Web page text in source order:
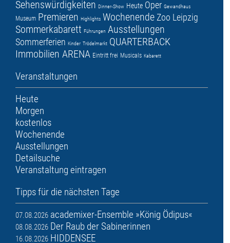
Sehenswürdigkeiten Dinner-Show Heute Oper Gewandhaus
Museum Premieren Highlights WochenendeZoo Leipzig
Sommerkabarett Führungen Ausstellungen
Sommerferien Kinder Trödelmarkt QUARTERBACK
Immobilien ARENA Eintritt frei Musicals Kabarett
Veranstaltungen
Heute
Morgen
kostenlos
Wochenende
Ausstellungen
Detailsuche
Veranstaltung eintragen
Tipps für die nächsten Tage
07.08.2026 academixer-Ensemble »König Ödipus«
08.08.2026 Der Raub der Sabinerinnen
16.08.2026 HIDDENSEE